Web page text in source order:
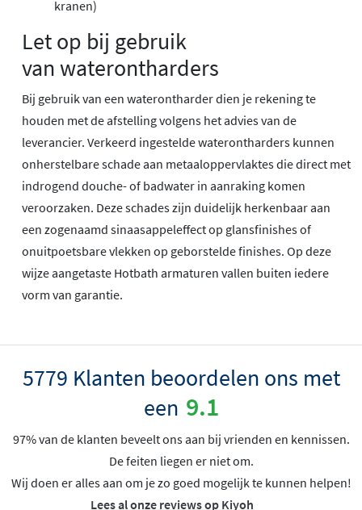
kranen)
Let op bij gebruik
van waterontharders
Bij gebruik van een waterontharder dien je rekening te
houden met de afstelling volgens het advies van de
leverancier. Verkeerd ingestelde waterontharders kunnen
onherstelbare schade aan metaaloppervlaktes die direct met
indrogend douche- of badwater in aanraking komen
veroorzaken. Deze schades zijn duidelijk herkenbaar aan
een zogenaamd sinaasappeleffect op glansfinishes of
onuitpoetsbare vlekken op geborstelde finishes. Op deze
wijze aangetaste Hotbath armaturen vallen buiten iedere
vorm van garantie.
5779 Klanten beoordelen ons met
een 9.1
97% van de klanten beveelt ons aan bij vrienden en kennissen.
De feiten liegen er niet om.
Wij doen er alles aan om je zo goed mogelijk te kunnen helpen!
Lees al onze reviews op Kiyoh